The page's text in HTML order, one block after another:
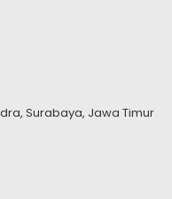
Surabaya, Jawa Timur